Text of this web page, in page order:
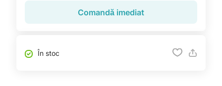
Comandă imediat
În stoc